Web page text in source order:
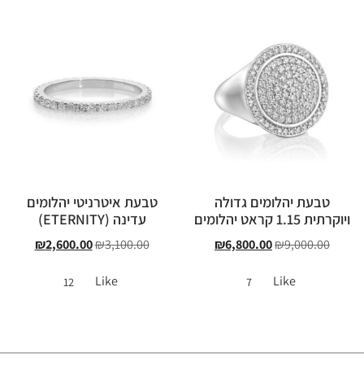
טבעת יהלומים גדולה
ויוקרתית 1.15 קראט יהלומים
₪9,000.00
₪6,800.00
Like
7
טבעת איטרניטי יהלומים
עדינה (ETERNITY)
₪3,100.00
₪2,600.00
Like
12